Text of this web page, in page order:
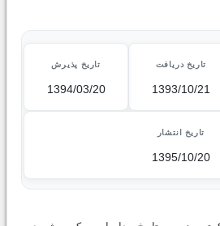
تاریخ دریافت
1393/10/21
تاریخ پذیرش
1394/03/20
تاریخ انتشار
1395/10/20